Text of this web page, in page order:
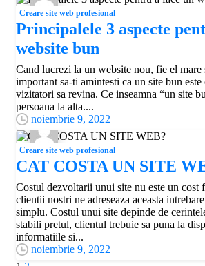
Creare site web profesional
Principalele 3 aspecte
website bun
Cand lucrezi la un website nou, fie el mare
important sa-ti amintesti ca un site bun
vizitatori sa revina. Ce inseamna “un site
persoana la alta....
noiembrie 9, 2022
Creare site web profesional
CAT COSTA UN SITE
Costul dezvoltarii unui site nu este un
clientii nostri ne adreseaza aceasta
simplu. Costul unui site depinde de
stabili pretul, clientul trebuie sa puna la
informatiile si...
noiembrie 9, 2022